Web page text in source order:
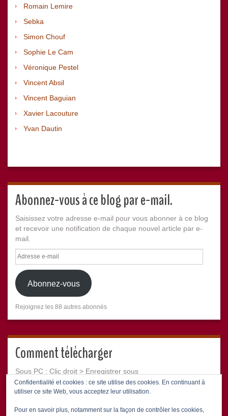
Romain Lemire
Sebka
Simon Chouf
Sophie Le Cam
Véronique Pestel
Vincent Absil
Vincent Baguian
Xavier Lacouture
Yvan Dautin
Abonnez-vous à ce blog par e-mail.
Saisissez votre adresse e-mail pour vous abonner à ce blog
et recevoir une notification de chaque nouvel article par e-
mail.
Adresse
e-
mail
Abonnez-vous
Rejoignez les 88 autres abonnés
Comment télécharger
Sous PC : Clic droit > Enregistrer sous
Sous Mac : CTRL + Clic > Télécharger le fichier lié
Confidentialité et cookies : ce site utilise des cookies. En continuant à
utiliser ce site Web, vous acceptez leur utilisation.
Pour en savoir plus, notamment sur la façon de contrôler les cookies,